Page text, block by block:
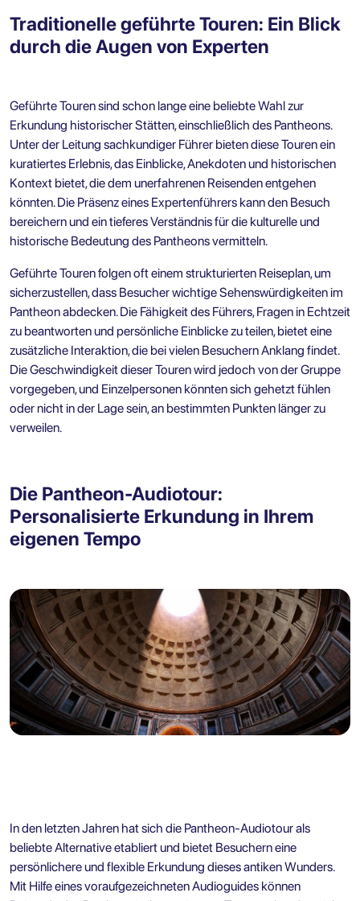
Traditionelle geführte Touren: Ein Blick
durch die Augen von Experten
Geführte Touren sind schon lange eine beliebte Wahl zur
Erkundung historischer Stätten, einschließlich des Pantheons.
Unter der Leitung sachkundiger Führer bieten diese Touren ein
kuratiertes Erlebnis, das Einblicke, Anekdoten und historischen
Kontext bietet, die dem unerfahrenen Reisenden entgehen
könnten. Die Präsenz eines Expertenführers kann den Besuch
bereichern und ein tieferes Verständnis für die kulturelle und
historische Bedeutung des Pantheons vermitteln.
Geführte Touren folgen oft einem strukturierten Reiseplan, um
sicherzustellen, dass Besucher wichtige Sehenswürdigkeiten im
Pantheon abdecken. Die Fähigkeit des Führers, Fragen in Echtzeit
zu beantworten und persönliche Einblicke zu teilen, bietet eine
zusätzliche Interaktion, die bei vielen Besuchern Anklang findet.
Die Geschwindigkeit dieser Touren wird jedoch von der Gruppe
vorgegeben, und Einzelpersonen könnten sich gehetzt fühlen
oder nicht in der Lage sein, an bestimmten Punkten länger zu
verweilen.
Die Pantheon-Audiotour:
Personalisierte Erkundung in Ihrem
eigenen Tempo
In den letzten Jahren hat sich die Pantheon-Audiotour als
beliebte Alternative etabliert und bietet Besuchern eine
persönlichere und flexible Erkundung dieses antiken Wunders.
Mit Hilfe eines voraufgezeichneten Audioguides können